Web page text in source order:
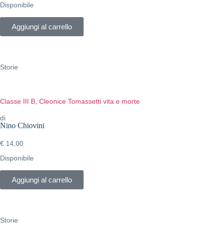
Disponibile
Aggiungi al carrello
Storie
Classe III B, Cleonice Tomassetti vita e morte
di
Nino Chiovini
€ 14,00
Disponibile
Aggiungi al carrello
Storie